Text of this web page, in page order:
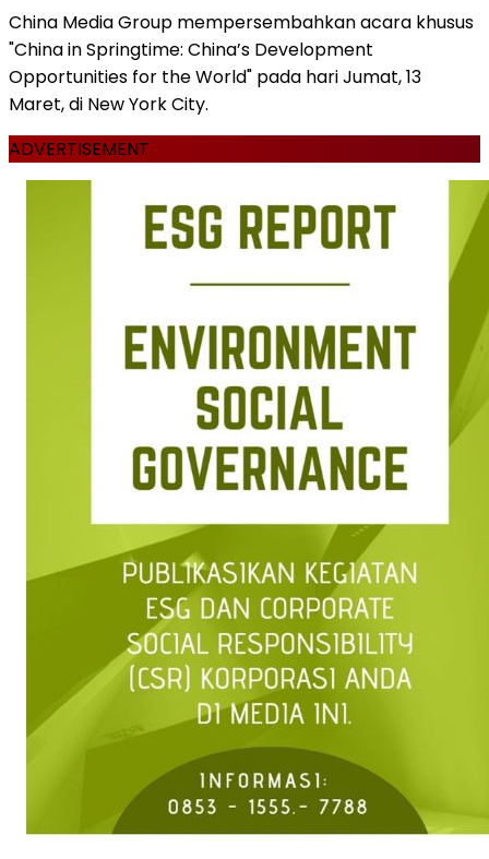
China Media Group mempersembahkan acara khusus
"China in Springtime: China’s Development
Opportunities for the World" pada hari Jumat, 13
Maret, di New York City.
ADVERTISEMENT